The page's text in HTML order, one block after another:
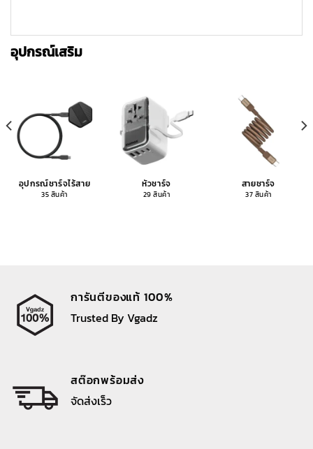
อุปกรณ์เสริม
อุปกรณ์ชาร์จไร้สาย
35 สินค้า
หัวชาร์จ
29 สินค้า
สายชาร์จ
37 สินค้า
การันตีของแท้ 100%
Trusted By Vgadz
สต๊อกพร้อมส่ง
จัดส่งเร็ว